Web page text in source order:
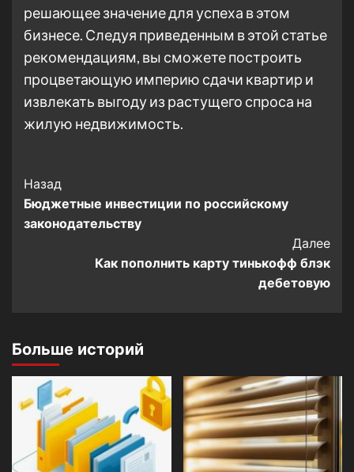
решающее значение для успеха в этом
бизнесе. Следуя приведенным в этой статье
рекомендациям, вы сможете построить
процветающую империю сдачи квартир и
извлекать выгоду из растущего спроса на
жилую недвижимость.
Post
Navigation
Назад
Бюджетные инвестиции по российскому
законодательству
Далее
Как пополнить карту тинькофф блэк
дебетовую
Больше историй